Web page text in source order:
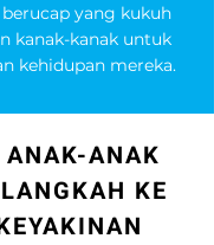
yang kukuh
kanak-kanak untuk
kehidupan mereka.
ANAK
KE